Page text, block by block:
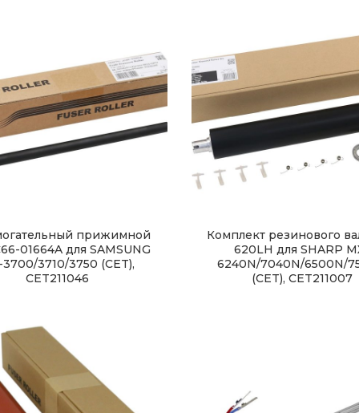
прижимной
01664A для SAMSUNG
3710/3750 (CET),
CET211046
Комплект резинового
620LH для SHARP
6240N/7040N/6500N/
(CET), CET211007